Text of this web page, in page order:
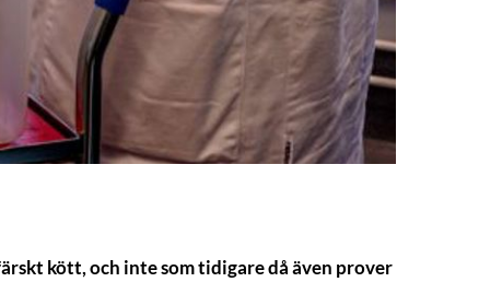
kött, och inte som tidigare då även prover